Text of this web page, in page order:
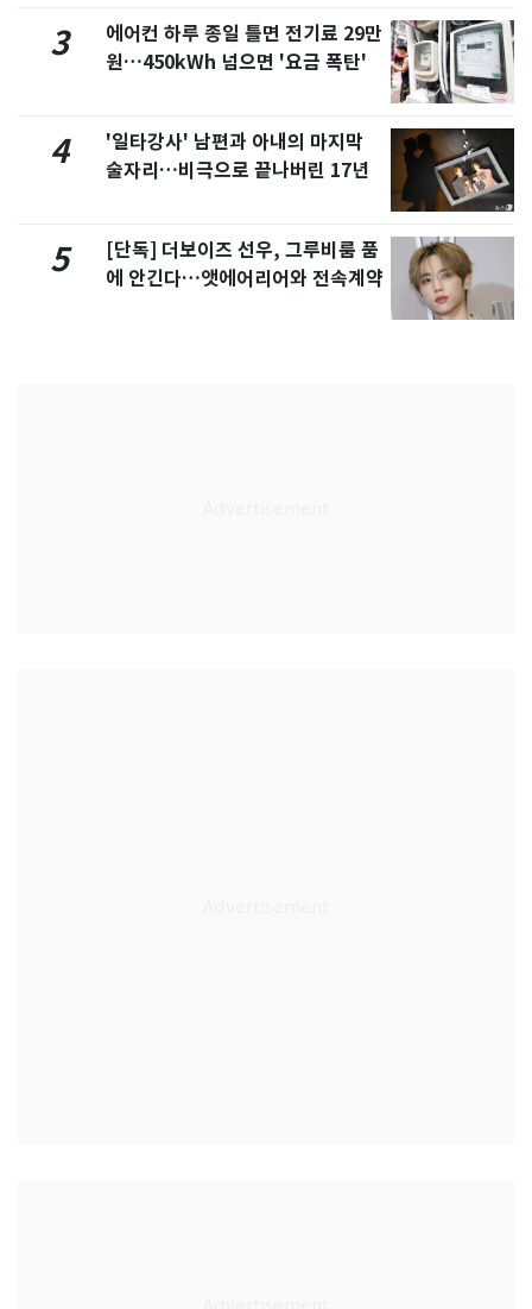
3
에어컨 하루 종일 틀면 전기료 29만
원…450kWh 넘으면 '요금 폭탄'
4
'일타강사' 남편과 아내의 마지막
술자리…비극으로 끝나버린 17년
5
[단독] 더보이즈 선우, 그루비룸 품
에 안긴다…앳에어리어와 전속계약